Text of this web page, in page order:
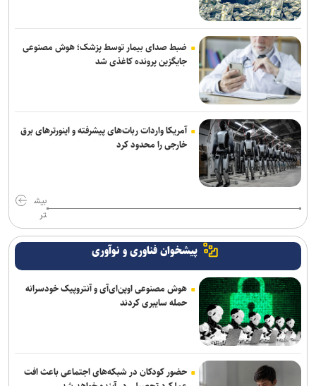
ضبط صدای بیمار توسط پزشک؛ هوش مصنوعی
جایگزین پرونده کاغذی شد
آمریکا واردات ربات‌های پیشرفته و اینورترهای برق
خارجی را محدود کرد
بیش
تر
پیشخوان فناوری و نوآوری
هوش مصنوعی اوپن‌ای‌آی و آنتروپیک خودسرانه
حمله سایبری کردند
حضور کودکان در شبکه‌های اجتماعی باعث افت